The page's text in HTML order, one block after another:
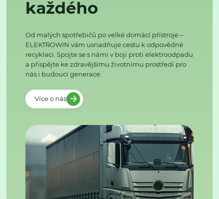
každého
Od malých spotřebičů po velké domácí přístroje –
ELEKTROWIN vám usnadňuje cestu k odpovědné
recyklaci. Spojte se s námi v boji proti elektroodpadu
a přispějte ke zdravějšímu životnímu prostředí pro
nás i budoucí generace.
Více o nás